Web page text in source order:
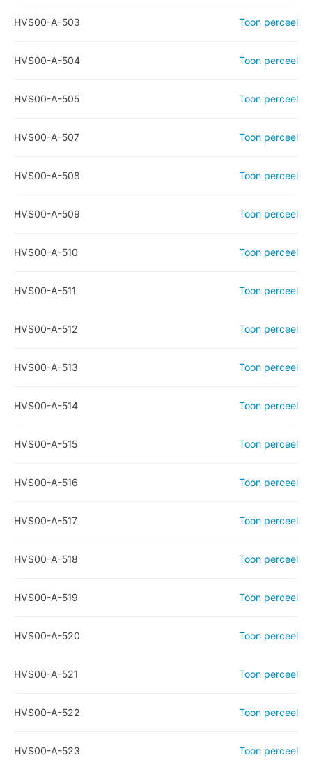
HVS00-A-503 Toon perceel
HVS00-A-504 Toon perceel
HVS00-A-505 Toon perceel
HVS00-A-507 Toon perceel
HVS00-A-508 Toon perceel
HVS00-A-509 Toon perceel
HVS00-A-510 Toon perceel
HVS00-A-511 Toon perceel
HVS00-A-512 Toon perceel
HVS00-A-513 Toon perceel
HVS00-A-514 Toon perceel
HVS00-A-515 Toon perceel
HVS00-A-516 Toon perceel
HVS00-A-517 Toon perceel
HVS00-A-518 Toon perceel
HVS00-A-519 Toon perceel
HVS00-A-520 Toon perceel
HVS00-A-521 Toon perceel
HVS00-A-522 Toon perceel
HVS00-A-523 Toon perceel